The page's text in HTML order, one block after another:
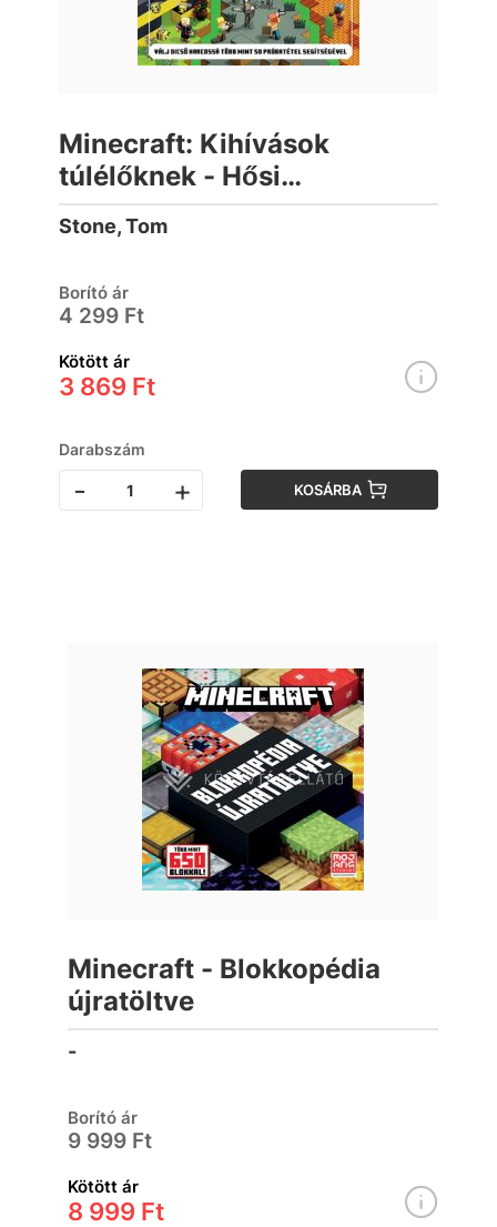
Minecraft: Kihívások
túlélőknek - Hősi
gyűjtemény
Stone, Tom
Borító ár
4 299 Ft
Kötött ár
3 869 Ft
Darabszám
- + KOSÁRBA
Minecraft - Blokkopédia
újratöltve
-
Borító ár
9 999 Ft
Kötött ár
8 999 Ft